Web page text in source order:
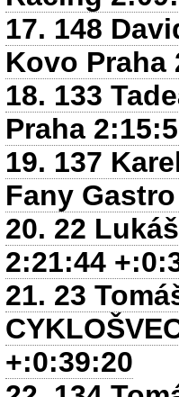
17. 148
Kovo Praha
18. 133
Praha
19. 137
Fany
20. 22
2:21:44
21. 23
+:0:39:20